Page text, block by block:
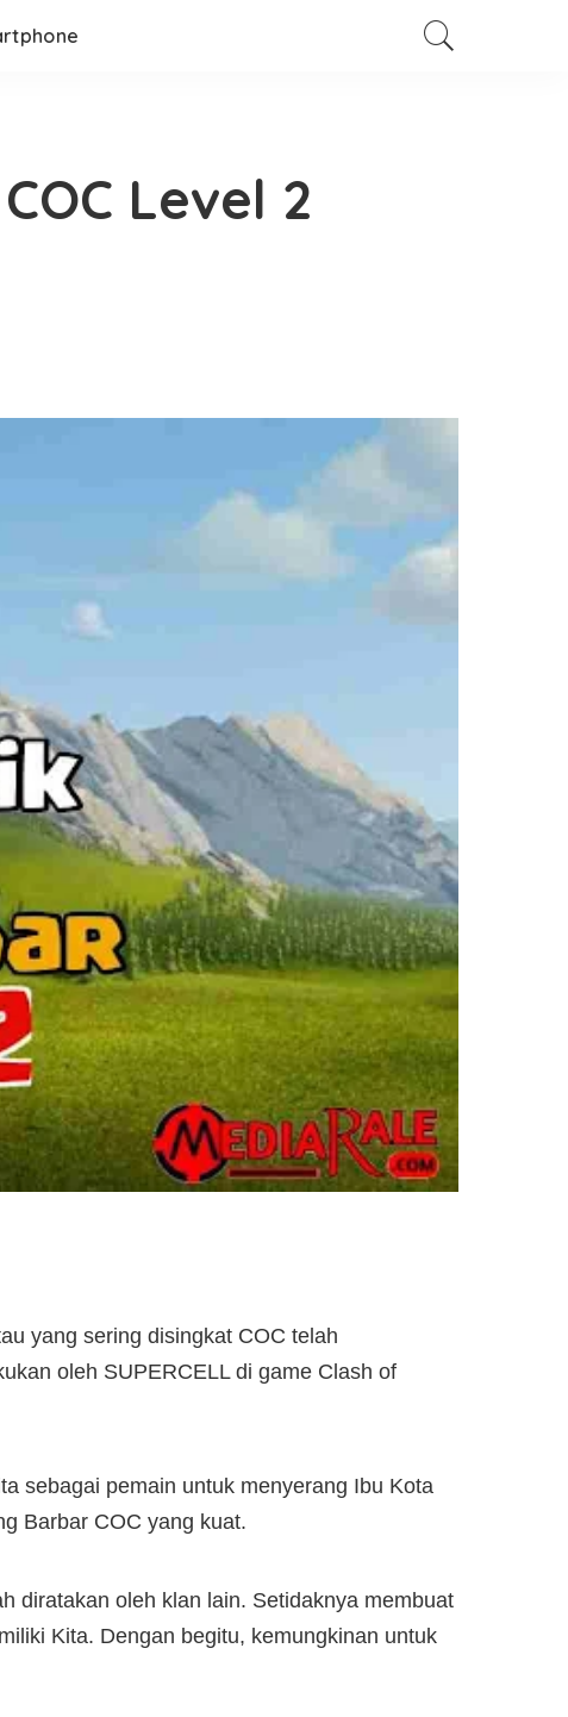
Level 2
yang sering disingkat COC telah
oleh SUPERCELL di game Clash of
sebagai pemain untuk menyerang Ibu Kota
Barbar COC yang kuat.
diratakan oleh klan lain. Setidaknya membuat
Kita. Dengan begitu, kemungkinan untuk